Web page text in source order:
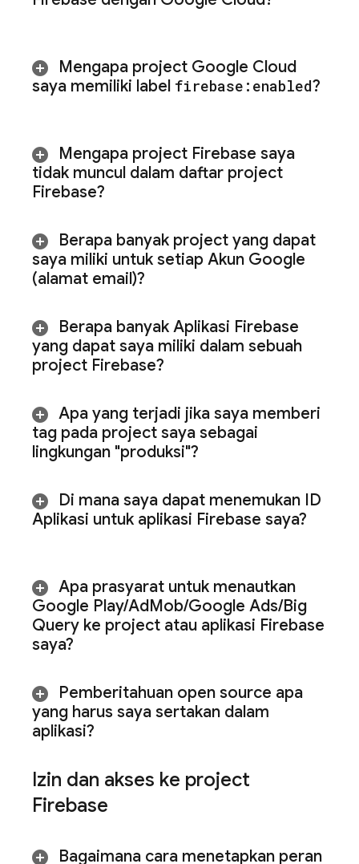
Mengapa project Google Cloud
saya memiliki label firebase:enabled?
Mengapa project Firebase saya
tidak muncul dalam daftar project
Firebase?
Berapa banyak project yang dapat
saya miliki untuk setiap Akun Google
(alamat email)?
Berapa banyak Aplikasi Firebase
yang dapat saya miliki dalam sebuah
project Firebase?
Apa yang terjadi jika saya memberi
tag pada project saya sebagai
lingkungan "produksi"?
Di mana saya dapat menemukan ID
Aplikasi untuk aplikasi Firebase saya?
Apa prasyarat untuk menautkan
Google Play/AdMob/Google Ads/Big
Query ke project atau aplikasi Firebase
saya?
Pemberitahuan open source apa
yang harus saya sertakan dalam
aplikasi?
Izin dan akses ke project
Firebase
Bagaimana cara menetapkan peran